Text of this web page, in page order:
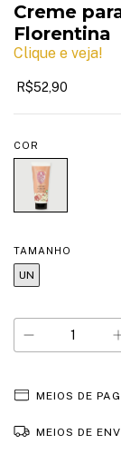
Creme
Florentina
Clique e veja!
R$52,90
COR
TAMANHO
UN
MEIOS DE
MEIOS DE